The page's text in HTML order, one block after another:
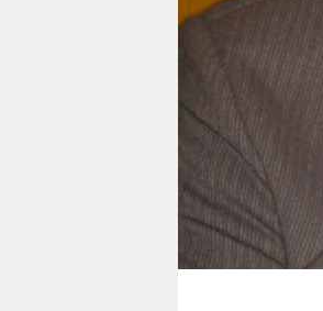
verlag
veranstaltungen
shop
fragen & hilfe
unterstützen
abo
genossenschaft